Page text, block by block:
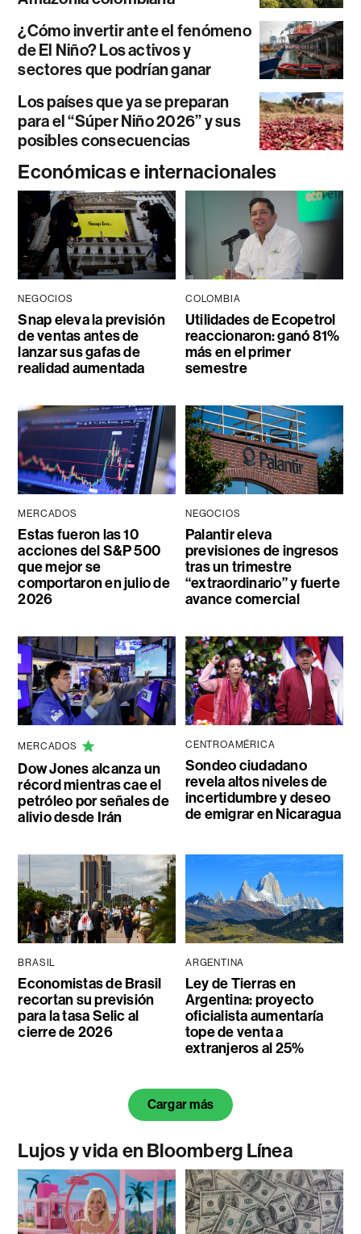
¿Cómo invertir ante el fenómeno
de El Niño? Los activos y
sectores que podrían ganar
Los países que ya se preparan
para el “Súper Niño 2026” y sus
posibles consecuencias
Económicas e internacionales
NEGOCIOS
Snap eleva la previsión
de ventas antes de
lanzar sus gafas de
realidad aumentada
COLOMBIA
Utilidades de Ecopetrol
reaccionaron: ganó 81%
más en el primer
semestre
MERCADOS
Estas fueron las 10
acciones del S&P 500
que mejor se
comportaron en julio de
2026
NEGOCIOS
Palantir eleva
previsiones de ingresos
tras un trimestre
“extraordinario” y fuerte
avance comercial
MERCADOS
Dow Jones alcanza un
récord mientras cae el
petróleo por señales de
alivio desde Irán
CENTROAMÉRICA
Sondeo ciudadano
revela altos niveles de
incertidumbre y deseo
de emigrar en Nicaragua
BRASIL
Economistas de Brasil
recortan su previsión
para la tasa Selic al
cierre de 2026
ARGENTINA
Ley de Tierras en
Argentina: proyecto
oficialista aumentaría
tope de venta a
extranjeros al 25%
Cargar más
Lujos y vida en Bloomberg Línea